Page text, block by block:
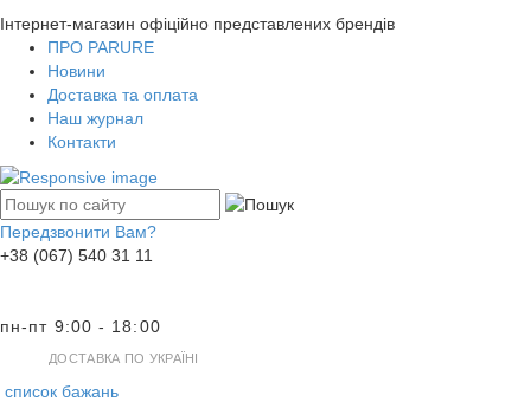
Інтернет-магазин офіційно представлених брендів
ПРО PARURE
Новини
Доставка та оплата
Наш журнал
Контакти
Передзвонити Вам?
+38 (067) 540 31 11
пн-пт 9:00 - 18:00
ДОСТАВКА ПО УКРАЇНІ
список бажань